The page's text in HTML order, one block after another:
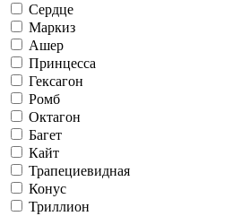
Сердце
Маркиз
Ашер
Принцесса
Гексагон
Ромб
Октагон
Багет
Кайт
Трапециевидная
Конус
Триллион